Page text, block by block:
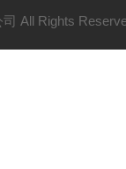
司 All Rights